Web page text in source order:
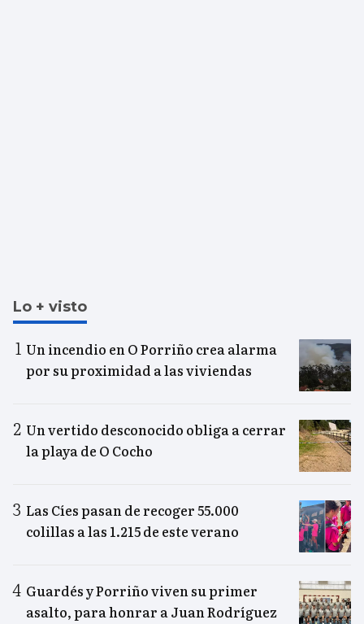
Lo + visto
Un incendio en O Porriño crea alarma
por su proximidad a las viviendas
Un vertido desconocido obliga a cerrar
la playa de O Cocho
Las Cíes pasan de recoger 55.000
colillas a las 1.215 de este verano
Guardés y Porriño viven su primer
asalto, para honrar a Juan Rodríguez